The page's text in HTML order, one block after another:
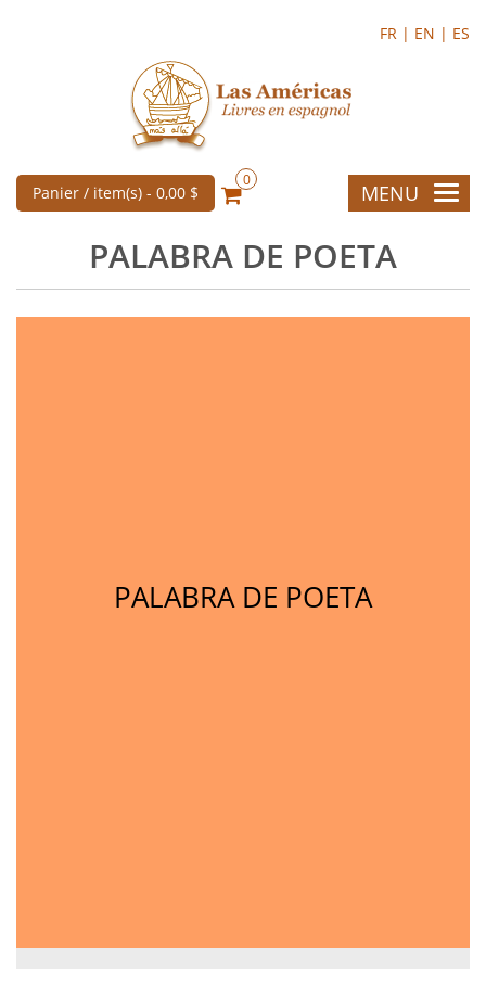
FR | EN | ES
Panier / item(s) - 0,00 $
0
MENU
PALABRA DE POETA
PALABRA DE POETA